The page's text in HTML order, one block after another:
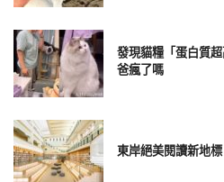
發現貓糧「蛋白質
爸瘋了嗎
東岸絕美閱讀新地